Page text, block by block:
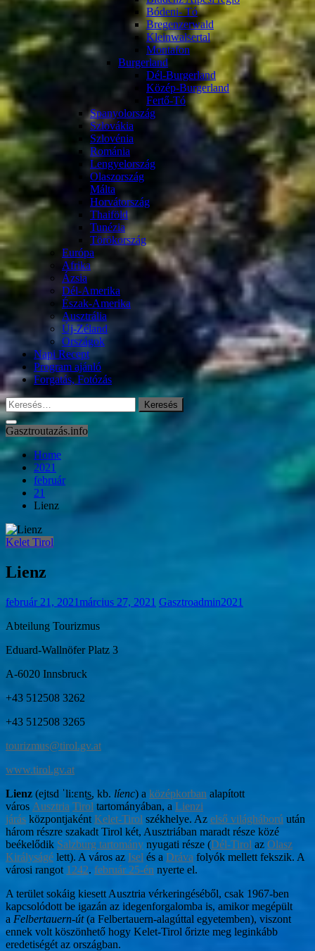
Bódeni- Tó
Bregenzerwald
Kleinwalsertal
Montafon
Burgerland
Dél-Burgerland
Közép-Burgerland
Fertő-Tó
Spanyolország
Szlovákia
Szlovénia
Románia
Lengyelország
Olaszország
Málta
Horvátország
Thaiföld
Tunézia
Törökország
Európa
Afrika
Ázsia
Dél-Amerika
Észak-Amerika
Ausztrália
Új-Zéland
Országok
Napi Recept
Program ajánló
Forgatás, Fotózás
Keresés:
Gasztroutazás.info
Home
2021
február
21
Lienz
Kelet Tirol
Lienz
február 21, 2021március 27, 2021 Gasztroadmin2021
Abteilung Tourizmus
Eduard-Wallnöfer Platz 3
A-6020 Innsbruck
+43 512508 3262
+43 512508 3265
tourizmus@tirol.gv.at
www.tirol.gv.at
Lienz (ejtsd ˈli:ɛnt͜s, kb. líenc) a középkorban alapított
város Ausztria Tirol tartományában, a Lienzi
járás központjaként Kelet-Tirol székhelye. Az első világháború után
három részre szakadt Tirol két, Ausztriában maradt része közé
beékelődik Salzburg tartomány nyugati része (Dél-Tirol az Olasz
Királyságé lett). A város az Isel és a Dráva folyók mellett fekszik. A
városi rangot 1242. február 25-én nyerte el.
A terület sokáig kiesett Ausztria vérkeringéséből, csak 1967-ben
kapcsolódott be igazán az idegenforgalomba is, amikor megépült
a Felbertauern-út(a Felbertauern-alagúttal egyetemben), viszont
ennek volt köszönhető hogy Kelet-Tirol őrizte meg leginkább
eredetiségét az országban.